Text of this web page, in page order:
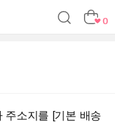
0
주소지를 [기본 배송